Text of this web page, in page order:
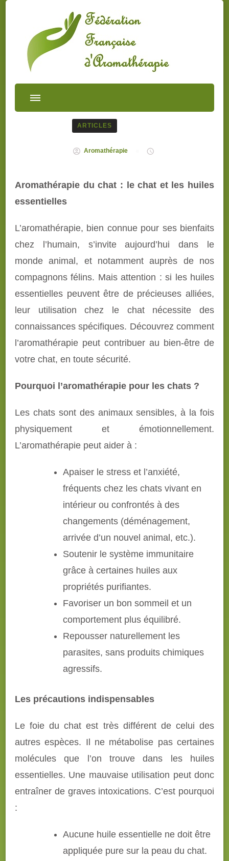
ARTICLES
Aromathérapie
Aromathérapie du chat : le chat et les huiles
essentielles
L’aromathérapie, bien connue pour ses bienfaits
chez l’humain, s’invite aujourd’hui dans le
monde animal, et notamment auprès de nos
compagnons félins. Mais attention : si les huiles
essentielles peuvent être de précieuses alliées,
leur utilisation chez le chat nécessite des
connaissances spécifiques. Découvrez comment
l’aromathérapie peut contribuer au bien-être de
votre chat, en toute sécurité.
Pourquoi l’aromathérapie pour les chats ?
Les chats sont des animaux sensibles, à la fois
physiquement et émotionnellement.
L’aromathérapie peut aider à :
Apaiser le stress et l’anxiété,
fréquents chez les chats vivant en
intérieur ou confrontés à des
changements (déménagement,
arrivée d’un nouvel animal, etc.).
Soutenir le système immunitaire
grâce à certaines huiles aux
propriétés purifiantes.
Favoriser un bon sommeil et un
comportement plus équilibré.
Repousser naturellement les
parasites, sans produits chimiques
agressifs.
Les précautions indispensables
Le foie du chat est très différent de celui des
autres espèces. Il ne métabolise pas certaines
molécules que l’on trouve dans les huiles
essentielles. Une mauvaise utilisation peut donc
entraîner de graves intoxications. C’est pourquoi
:
Aucune huile essentielle ne doit être
appliquée pure sur la peau du chat.